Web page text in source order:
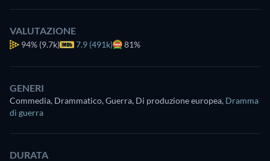
VALUTAZIONE
94% (9.7k) 7.9 (491k) 81%
GENERI
Commedia, Drammatico, Guerra, Di produzione europea, Dramma
di guerra
DURATA